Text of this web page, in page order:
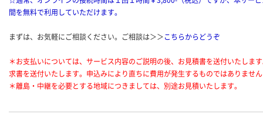
間を無料で利用していただけます。
まずは、お気軽にご相談ください。ご相談は＞＞こちらからどうぞ
＊お支払いについては、サービス内容のご説明の後、お見積書を送付いたしま
求書を送付いたします。申込みにより直ちに費用が発生するものではありませ
＊離島・中継を必要とする地域につきましては、別途お見積いたします。